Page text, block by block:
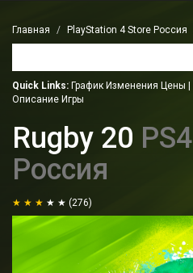
Главная PlayStation 4 Store Россия
Quick Links: График Изменения Цены
Описание Игры
Rugby 20
Россия
(276)